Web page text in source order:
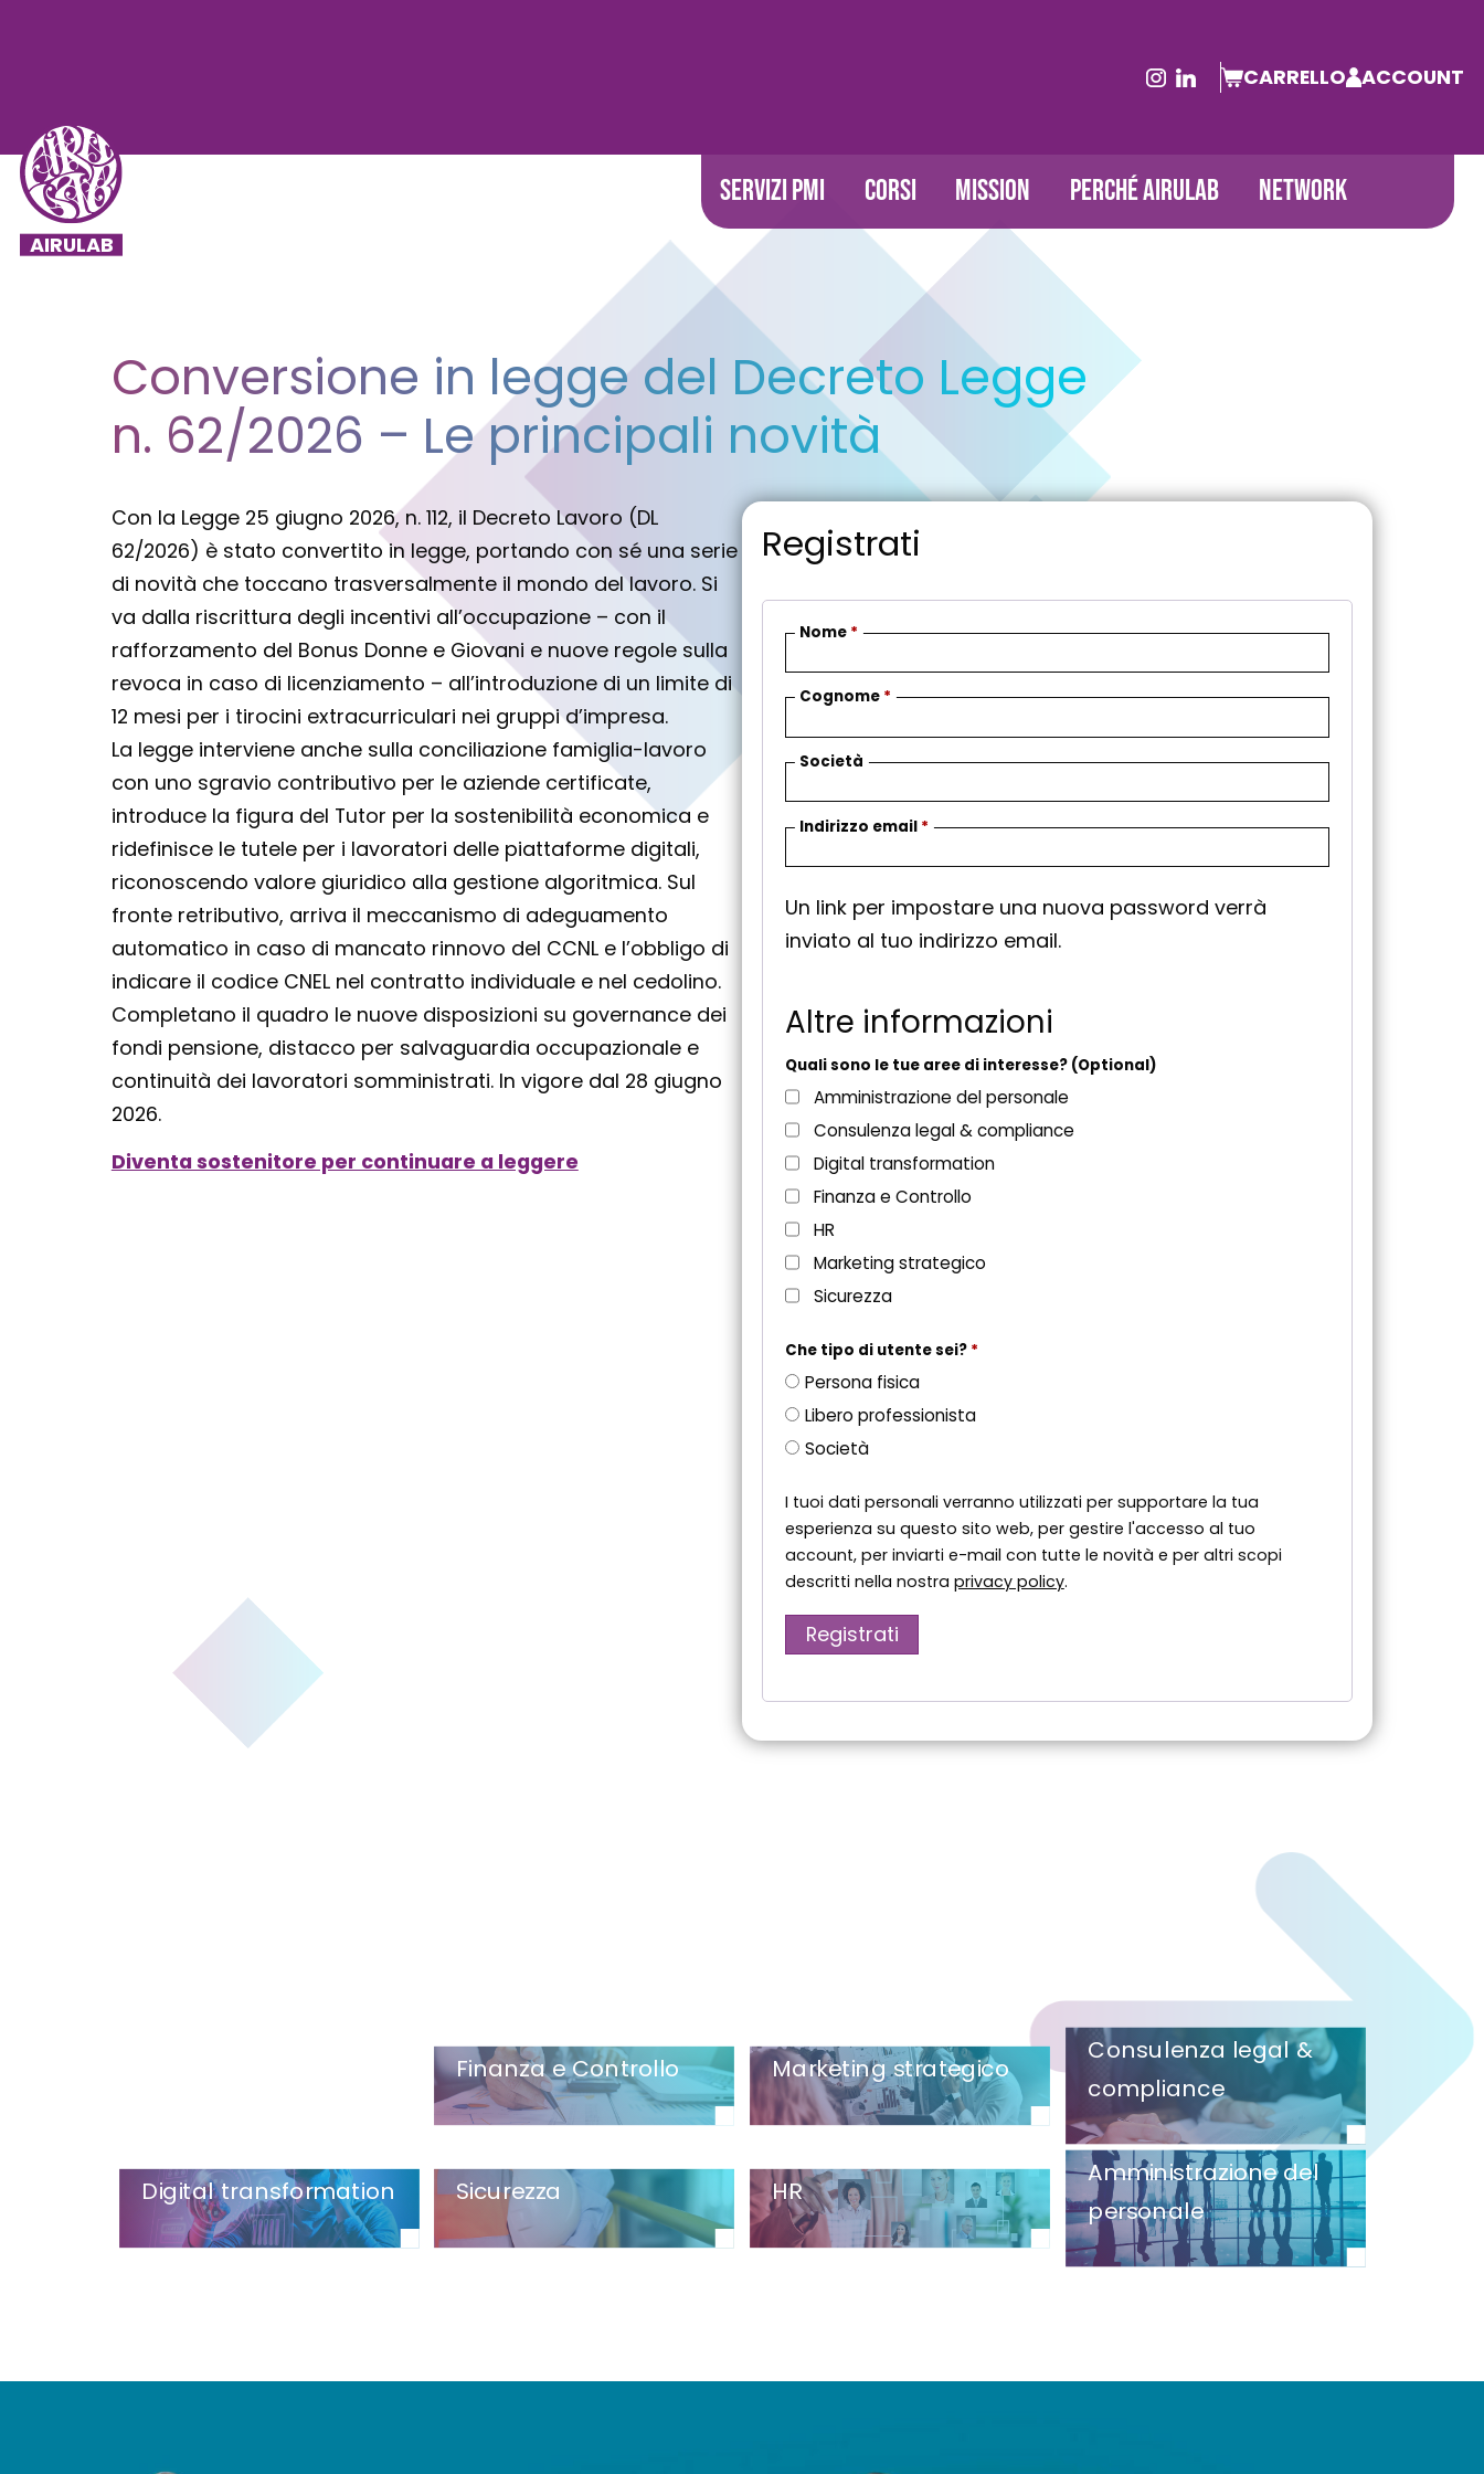
CARRELLO ACCOUNT
SERVIZI PMI CORSI MISSION PERCHÉ AIRULAB NETWORK
Conversione in legge del Decreto Legge
n. 62/2026 – Le principali novità
Con la Legge 25 giugno 2026, n. 112, il Decreto Lavoro (DL
62/2026) è stato convertito in legge, portando con sé una serie
di novità che toccano trasversalmente il mondo del lavoro. Si
va dalla riscrittura degli incentivi all’occupazione – con il
rafforzamento del Bonus Donne e Giovani e nuove regole sulla
revoca in caso di licenziamento – all’introduzione di un limite di
12 mesi per i tirocini extracurriculari nei gruppi d’impresa.
La legge interviene anche sulla conciliazione famiglia-lavoro
con uno sgravio contributivo per le aziende certificate,
introduce la figura del Tutor per la sostenibilità economica e
ridefinisce le tutele per i lavoratori delle piattaforme digitali,
riconoscendo valore giuridico alla gestione algoritmica. Sul
fronte retributivo, arriva il meccanismo di adeguamento
automatico in caso di mancato rinnovo del CCNL e l’obbligo di
indicare il codice CNEL nel contratto individuale e nel cedolino.
Completano il quadro le nuove disposizioni su governance dei
fondi pensione, distacco per salvaguardia occupazionale e
continuità dei lavoratori somministrati. In vigore dal 28 giugno
2026.
Diventa sostenitore per continuare a leggere
Registrati
Nome *
Cognome *
Società
Indirizzo email * R
h
i
Un link per impostare una nuova password verrà
inviato al tuo indirizzo email.
Altre informazioni
Quali sono le tue aree di interesse? (Optional)
Amministrazione del personale
Consulenza legal & compliance
Digital transformation
Finanza e Controllo
HR
Marketing strategico
Sicurezza
Che tipo di utente sei? *
Persona fisica
Libero professionista
Società
I tuoi dati personali verranno utilizzati per supportare la tua
esperienza su questo sito web, per gestire l'accesso al tuo
account, per inviarti e-mail con tutte le novità e per altri scopi
descritti nella nostra privacy policy.
Registrati
Finanza e Controllo Marketing strategico
Consulenza legal &
compliance
Digital transformation Sicurezza HR
Amministrazione del
personale